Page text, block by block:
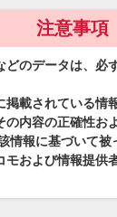
注意事項
どのデータは、必
掲載されている情
の内容の正確性お
情報に基づいて被
モおよび情報提供